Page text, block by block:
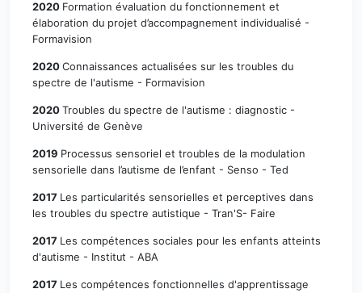
2020 Formation évaluation du fonctionnement et
élaboration du projet d’accompagnement individualisé -
Formavision
2020 Connaissances actualisées sur les troubles du
spectre de l'autisme - Formavision
2020 Troubles du spectre de l'autisme : diagnostic -
Université de Genève
2019 Processus sensoriel et troubles de la modulation
sensorielle dans l’autisme de l’enfant - Senso - Ted
2017 Les particularités sensorielles et perceptives dans
les troubles du spectre autistique - Tran'S- Faire
2017 Les compétences sociales pour les enfants atteints
d'autisme - Institut - ABA
2017 Les compétences fonctionnelles d'apprentissage